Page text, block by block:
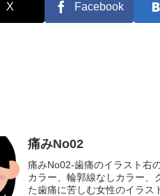
X Facebook
痛みNo02
痛みNo02-歯痛のイラスト右
カラー、輪郭線なしカラー、
た歯痛に苦しむ女性のイラ